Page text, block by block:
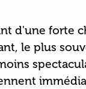
d'une forte
le plus